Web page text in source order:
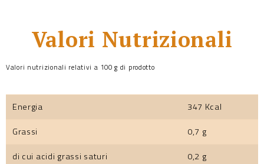
Valori Nutrizionali
Valori nutrizionali relativi a 100 g di prodotto
Energia
347 Kcal
Grassi
0,7 g
di cui acidi grassi saturi
0,2 g